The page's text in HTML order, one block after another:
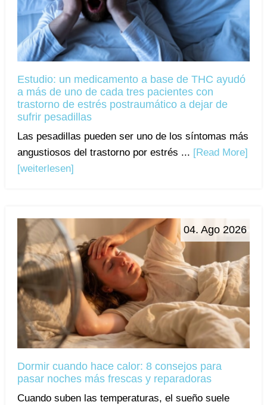
Estudio: un medicamento a base de THC ayudó
a más de uno de cada tres pacientes con
trastorno de estrés postraumático a dejar de
sufrir pesadillas
Las pesadillas pueden ser uno de los síntomas más
angustiosos del trastorno por estrés ... [Read More]
[weiterlesen]
04. Ago 2026
Dormir cuando hace calor: 8 consejos para
pasar noches más frescas y reparadoras
Cuando suben las temperaturas, el sueño suele